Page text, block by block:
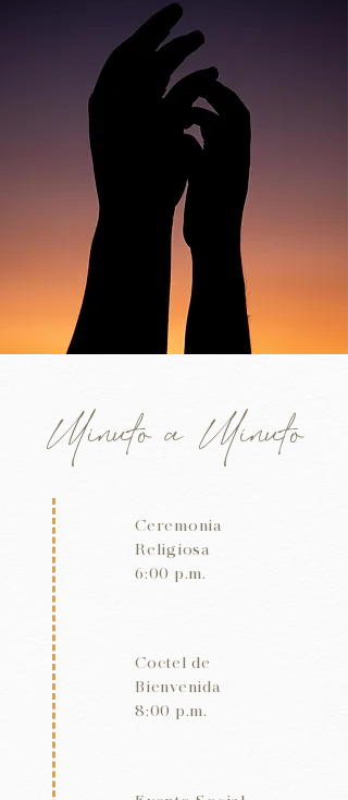
Minuto a Minuto
Ceremonia
Religiosa
6:00 p.m.
Coctel de
Bienvenida
8:00 p.m.